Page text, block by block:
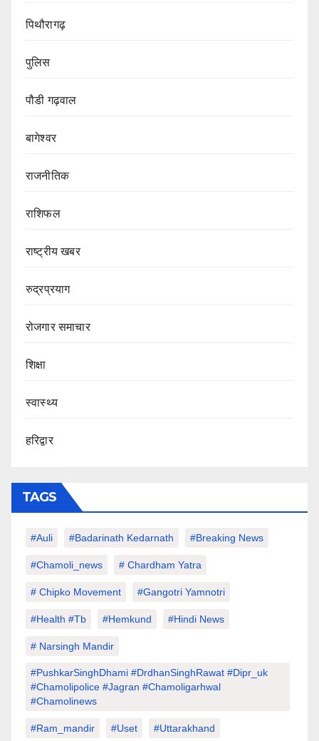
पिथौरागढ़
पुलिस
पौडी गढ़वाल
बागेश्वर
राजनीतिक
राशिफल
राष्ट्रीय खबर
रुद्रप्रयाग
रोजगार समाचार
शिक्षा
स्वास्थ्य
हरिद्वार
TAGS
#auli #Badarinath Kedarnath #Breaking News
#chamoli_news # Chardham Yatra
# Chipko Movement #Gangotri Yamnotri
#Health #tb #hemkund #hindi News
# Narsingh Mandir
#PushkarSinghDhami #drdhanSinghRawat #dipr_uk
#chamolipolice #Jagran #chamoligarhwal
#chamolinews
#Ram_mandir #uset #uttarakhand